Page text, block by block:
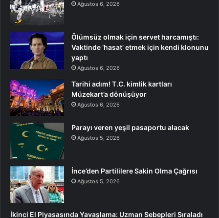
Ağustos 6, 2026
Ölümsüz olmak için servet harcamıştı:
Vaktinde ‘hasat’ etmek için kendi klonunu
yaptı
Ağustos 6, 2026
Tarihi adım! T.C. kimlik kartları
Müzekart’a dönüşüyor
Ağustos 6, 2026
Parayı veren yeşil pasaportu alacak
Ağustos 5, 2026
İnce’den Partililere Sakin Olma Çağrısı
Ağustos 5, 2026
İkinci El Piyasasında Yavaşlama: Uzman Sebepleri Sıraladı